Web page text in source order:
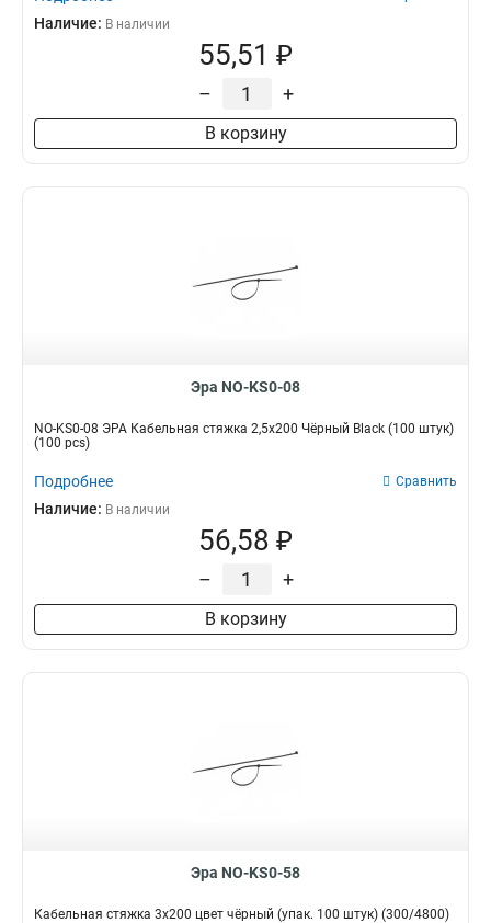
Наличие: В наличии
55,51 ₽
– +
В корзину
Эра NO-KS0-08
NO-KS0-08 ЭРА Кабельная стяжка 2,5х200 Чёрный Black (100 штук)
(100 pcs)
Подробнее Сравнить
Наличие: В наличии
56,58 ₽
– +
В корзину
Эра NO-KS0-58
Кабельная стяжка 3x200 цвет чёрный (упак. 100 штук) (300/4800)